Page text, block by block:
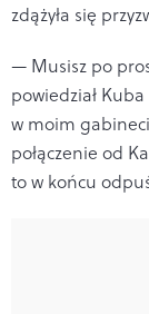
zdążyła się
— Musisz po
powiedział
w moim
połączenie od
to w końcu